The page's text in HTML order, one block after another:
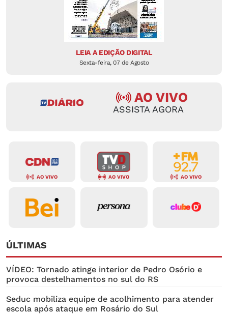
LEIA A EDIÇÃO DIGITAL
Sexta-feira, 07 de Agosto
AO VIVO
ASSISTA AGORA
AO VIVO AO VIVO AO VIVO
ÚLTIMAS
VÍDEO: Tornado atinge interior de Pedro Osório e
provoca destelhamentos no sul do RS
Seduc mobiliza equipe de acolhimento para atender
escola após ataque em Rosário do Sul